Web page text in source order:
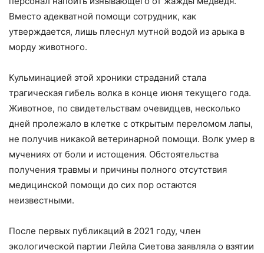
Вместо адекватной помощи сотрудник, как
утверждается, лишь плеснул мутной водой из арыка в
морду животного.
Кульминацией этой хроники страданий стала
трагическая гибель волка в конце июня текущего года.
Животное, по свидетельствам очевидцев, несколько
дней пролежало в клетке с открытым переломом лапы,
не получив никакой ветеринарной помощи. Волк умер в
мучениях от боли и истощения. Обстоятельства
получения травмы и причины полного отсутствия
медицинской помощи до сих пор остаются
неизвестными.
После первых публикаций в 2021 году, член
экологической партии Лейла Сиетова заявляла о взятии